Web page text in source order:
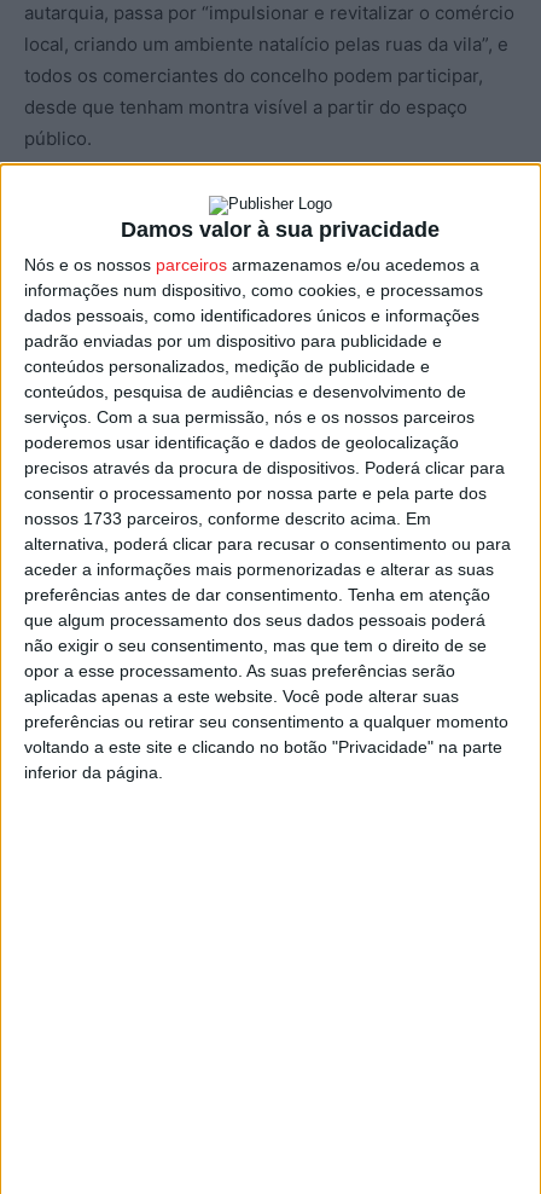
Damos valor à sua privacidade
Nós e os nossos parceiros armazenamos e/ou acedemos a
informações num dispositivo, como cookies, e processamos
dados pessoais, como identificadores únicos e informações
padrão enviadas por um dispositivo para publicidade e
conteúdos personalizados, medição de publicidade e
conteúdos, pesquisa de audiências e desenvolvimento de
serviços. Com a sua permissão, nós e os nossos parceiros
poderemos usar identificação e dados de geolocalização
precisos através da procura de dispositivos. Poderá clicar para
consentir o processamento por nossa parte e pela parte dos
nossos 1733 parceiros, conforme descrito acima. Em
alternativa, poderá clicar para recusar o consentimento ou para
aceder a informações mais pormenorizadas e alterar as suas
preferências antes de dar consentimento. Tenha em atenção
que algum processamento dos seus dados pessoais poderá
não exigir o seu consentimento, mas que tem o direito de se
opor a esse processamento. As suas preferências serão
aplicadas apenas a este website. Você pode alterar suas
preferências ou retirar seu consentimento a qualquer momento
voltando a este site e clicando no botão "Privacidade" na parte
inferior da página.
autarquia, passa por “impulsionar e revitalizar o comércio
local, criando um ambiente natalício pelas ruas da vila”, e
todos os comerciantes do concelho podem participar,
desde que tenham montra visível a partir do espaço
público.
As candidaturas devem ser feitas até ao dia 30 de
novembro, através do preenchimento do formulário
disponível no site da autarquia de Sátão e depois enviado
por email para concurso.cultura@cm.satao.pt com o
assunto “Inscrição – Montras de Natal”, ou entregue
diretamente no Gabinete de Atendimento ao Munícipe.
Haverá prémio monetários para as consideradas três
melhores decorações de montra de Natal,
respetivamente nos valores de 150, 75 e 50 euros.
Esta e outras notícias para ouvir na Estação Diária – 96.8
FM ou emwww.968.fm.
Pub
TAGS Montras de Natal Natal 2023 Sátão